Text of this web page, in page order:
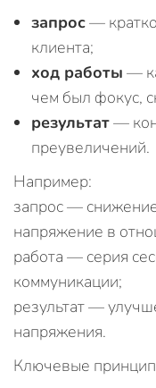
запрос—
клиента;
ход работы —
чем был фокус,
результат—
преувеличений.
Например:
запрос —
напряжение в
работа — серия
коммуникации;
результат —
напряжения.
Ключевые